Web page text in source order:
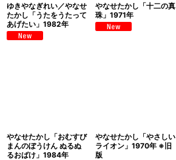
ゆきやなぎれい／やなせ
たかし「うたをうたって
あげたい」1982年
やなせたかし「十二の真
珠」1971年
やなせたかし「おむすび
まんのぼうけん ぬるぬ
るおばけ」1984年
やなせたかし「やさしい
ライオン」1970年 ※旧
版